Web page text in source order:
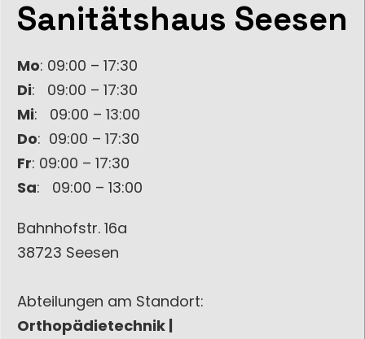
Sanitätshaus Seesen
Mo: 09:00 – 17:30
Di: 09:00 – 17:30
Mi: 09:00 – 13:00
Do: 09:00 – 17:30
Fr: 09:00 – 17:30
Sa: 09:00 – 13:00
Bahnhofstr. 16a
38723 Seesen
Abteilungen am Standort:
Orthopädietechnik |